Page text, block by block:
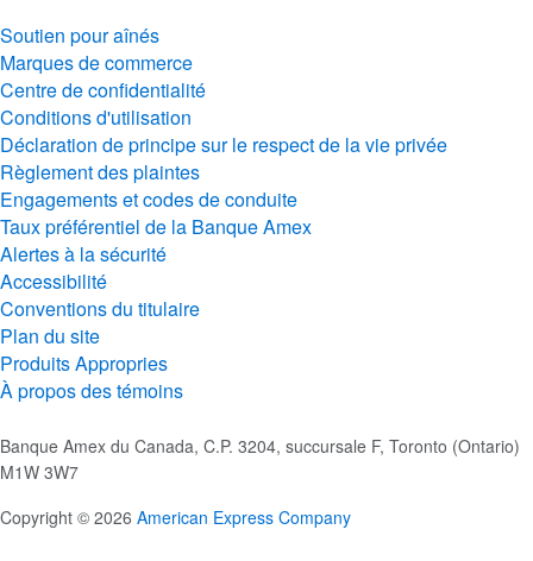
Soutien pour aînés
Marques de commerce
Centre de confidentialité
Conditions d'utilisation
Déclaration de principe sur le respect de la vie privée
Règlement des plaintes
Engagements et codes de conduite
Taux préférentiel de la Banque Amex
Alertes à la sécurité
Accessibilité
Conventions du titulaire
Plan du site
Produits Appropries
À propos des témoins
Banque Amex du Canada, C.P. 3204, succursale F, Toronto (Ontario)
M1W 3W7
Copyright © 2026 American Express Company